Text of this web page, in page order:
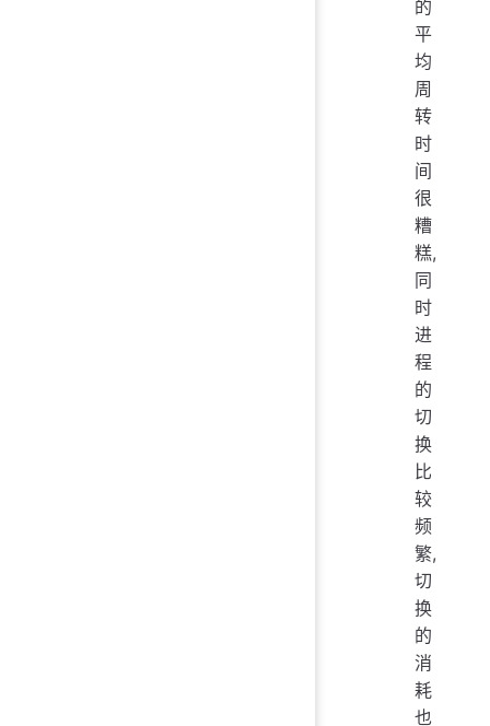
的
平
均
周
转
时
间
很
糟
糕,
同
时
进
程
的
切
换
比
较
频
繁,
切
换
的
消
耗
也